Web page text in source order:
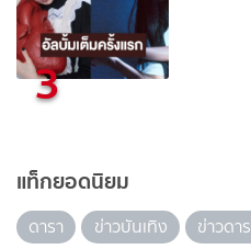
3
แท็กยอดนิยม
ดารา ข่าวบันเทิง ข่าวดา